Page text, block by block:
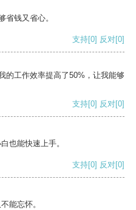
省钱又省心。
支持[0] 反对[0]
的工作效率提高了50%，让我能够
支持[0] 反对[0]
也能快速上手。
支持[0] 反对[0]
能忘怀。